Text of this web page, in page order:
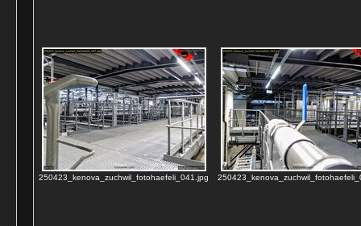
250423_kenova_zuchwil_fotohaefeli_041.jpg